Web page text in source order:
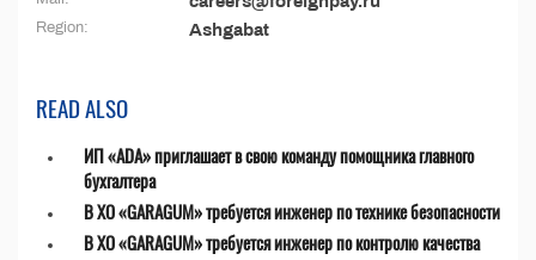
Region: Ashgabat
READ ALSO
ИП «ADA» приглашает в свою команду помощника главного
бухгалтера
В ХО «GARAGUM» требуется инженер по технике безопасности
В ХО «GARAGUM» требуется инженер по контролю качества